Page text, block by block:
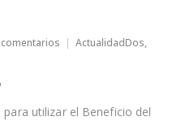
en ActualidadDos,
utilizar el Beneficio del